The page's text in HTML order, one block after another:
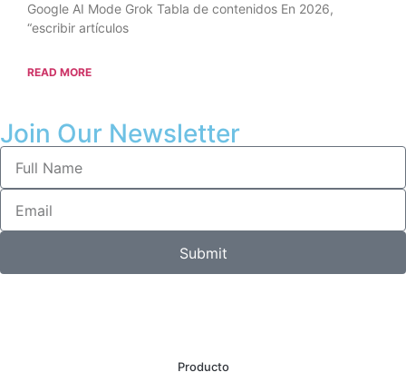
Google AI Mode Grok Tabla de contenidos En 2026,
“escribir artículos
READ MORE
Join Our Newsletter
Submit
Producto